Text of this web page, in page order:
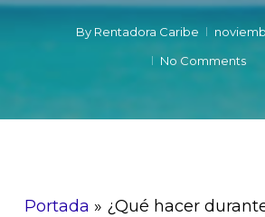
By Rentadora Caribe
No Comments
Portada » ¿Qué hacer